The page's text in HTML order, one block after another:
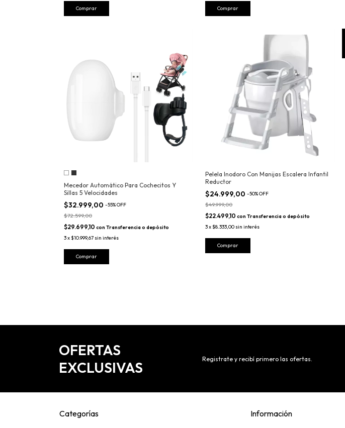
Comprar Comprar
Mecedor Automático Para Cochecitos Y
Sillas 5 Velocidades
$32.999,00 -55%OFF
$72.599,00
$29.699,10 con Transferencia o depósito
3x$10.999,67 sin interés
Comprar
Pelela Inodoro Con Manijas Escalera Infantil
Reductor
$24.999,00-50%OFF
$49.999,00
$22.499,10con Transferencia o depósito
3x$8.333,00 sin interés
Comprar
OFERTAS
EXCLUSIVAS
Registrate y recibí primero las ofertas.
Categorías Información